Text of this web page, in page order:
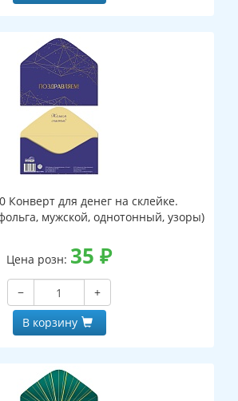
Конверт для денег на склейке.
мужской, однотонный, узоры)
Цена розн: 35 ₽
−
+
В корзину